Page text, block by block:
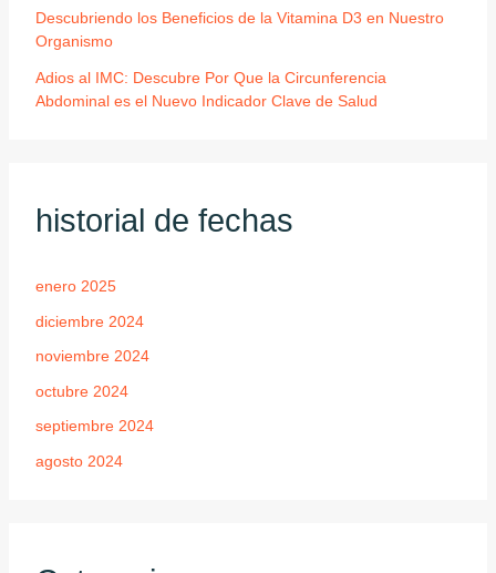
Descubriendo los Beneficios de la Vitamina D3 en Nuestro
Organismo
Adios al IMC: Descubre Por Que la Circunferencia
Abdominal es el Nuevo Indicador Clave de Salud
historial de fechas
enero 2025
diciembre 2024
noviembre 2024
octubre 2024
septiembre 2024
agosto 2024